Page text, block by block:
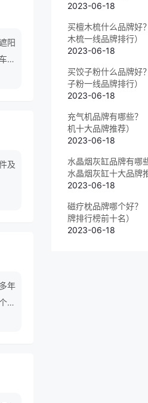
阳
雨
及
年
性
2023-06-18
买檀木梳什么品牌好
木梳一线品牌排行）
2023-06-18
买饺子粉什么品牌好
子粉一线品牌排行）
2023-06-18
充气机品牌有哪些？
机十大品牌推荐）
2023-06-18
水晶烟灰缸品牌有哪
水晶烟灰缸十大品牌
2023-06-18
磁疗枕品牌哪个好？
牌排行榜前十名）
2023-06-18